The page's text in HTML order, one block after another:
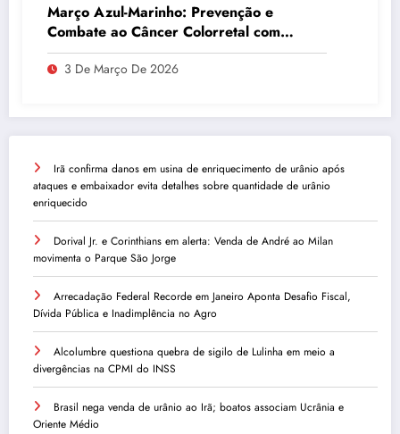
Março Azul-Marinho: Prevenção e
Combate ao Câncer Colorretal com
Atividades Físicas
3 De Março De 2026
Irã confirma danos em usina de enriquecimento de urânio após
ataques e embaixador evita detalhes sobre quantidade de urânio
enriquecido
Dorival Jr. e Corinthians em alerta: Venda de André ao Milan
movimenta o Parque São Jorge
Arrecadação Federal Recorde em Janeiro Aponta Desafio Fiscal,
Dívida Pública e Inadimplência no Agro
Alcolumbre questiona quebra de sigilo de Lulinha em meio a
divergências na CPMI do INSS
Brasil nega venda de urânio ao Irã; boatos associam Ucrânia e
Oriente Médio